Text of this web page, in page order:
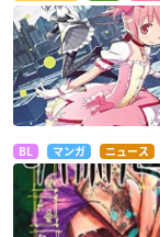
BL マンガ ニュース